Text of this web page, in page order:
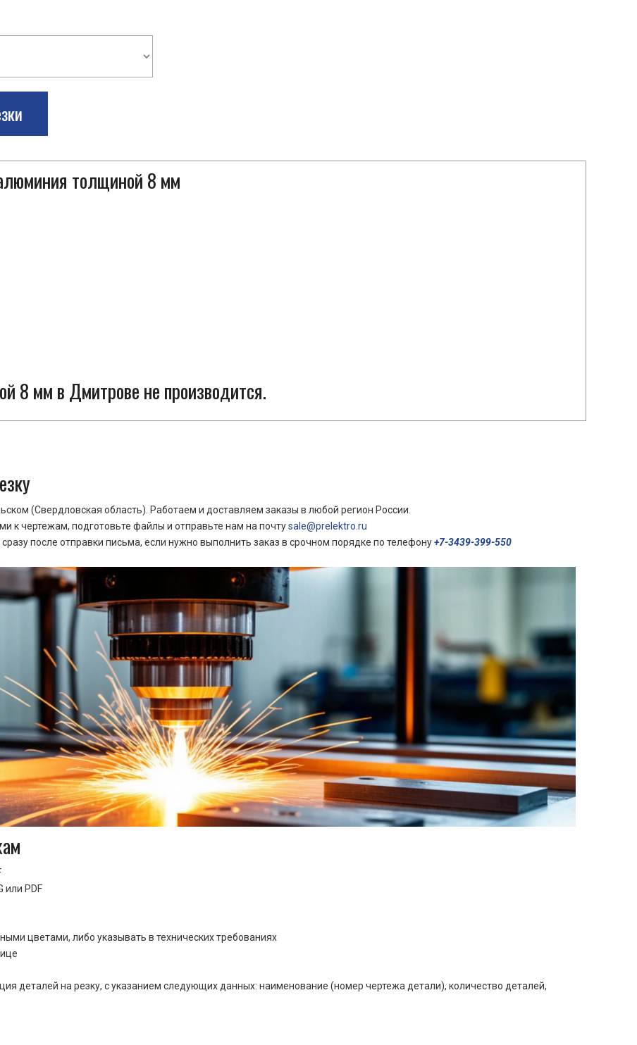
толщиной 8 мм
8 мм в Дмитрове не производится.
(Свердловская область). Работаем и доставляем заказы в любой регион России.
к чертежам, подготовьте файлы и отправьте нам на почтуsale@prelektro.ru
после отправки письма, если нужно выполнить заказ в срочном порядке по телефону+7-3439-399-550
или PDF
цветами, либо указывать в технических требованиях
деталей на резку, с указанием следующих данных: наименование (номер чертежа детали), количество деталей,